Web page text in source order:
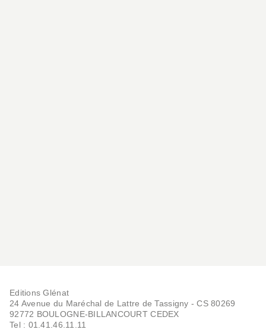
Editions Glénat
24 Avenue du Maréchal de Lattre de Tassigny - CS 80269
92772 BOULOGNE-BILLANCOURT CEDEX
Tel : 01.41.46.11.11